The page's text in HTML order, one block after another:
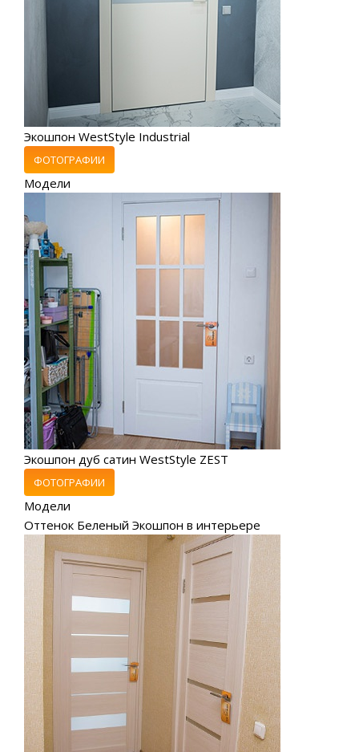
Экошпон WestStyle Industrial
ФОТОГРАФИИ
Модели
Экошпон дуб сатин WestStyle ZEST
ФОТОГРАФИИ
Модели
Оттенок Беленый Экошпон в интерьере